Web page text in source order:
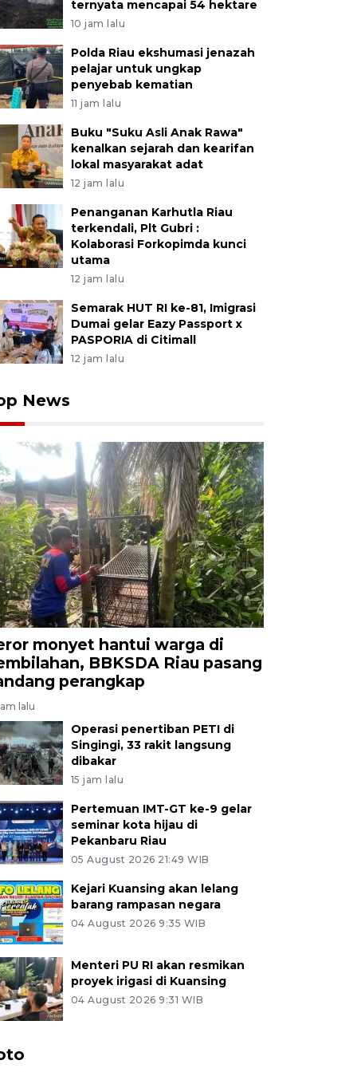
ternyata mencapai 54 hektare
10 jam lalu
Polda Riau ekshumasi jenazah
pelajar untuk ungkap
penyebab kematian
11 jam lalu
Buku "Suku Asli Anak Rawa"
kenalkan sejarah dan kearifan
lokal masyarakat adat
12 jam lalu
Penanganan Karhutla Riau
terkendali, Plt Gubri :
Kolaborasi Forkopimda kunci
utama
12 jam lalu
Semarak HUT RI ke-81, Imigrasi
Dumai gelar Eazy Passport x
PASPORIA di Citimall
12 jam lalu
News
monyet hantui warga di
BBKSDA Riau pasang
perangkap
lalu
Operasi penertiban PETI di
Singingi, 33 rakit langsung
dibakar
15 jam lalu
Pertemuan IMT-GT ke-9 gelar
seminar kota hijau di
Pekanbaru Riau
05 August 2026 21:49 WIB
Kejari Kuansing akan lelang
barang rampasan negara
04 August 2026 9:35 WIB
Menteri PU RI akan resmikan
proyek irigasi di Kuansing
04 August 2026 9:31 WIB